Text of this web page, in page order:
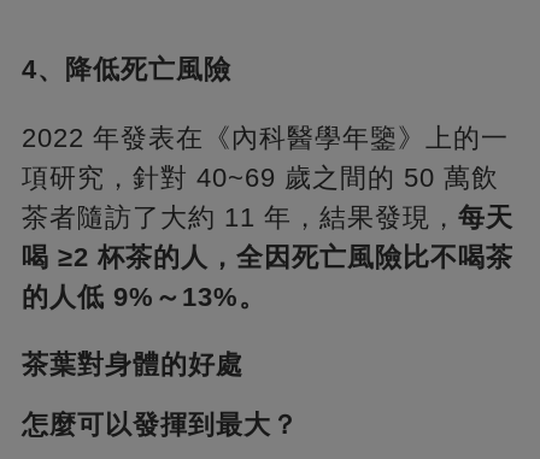
4、降低死亡風險
2022 年發表在《內科醫學年鑒》上的一
項研究，針對 40~69 歲之間的 50 萬飲
茶者隨訪了大約 11 年，結果發現， 每天
喝 ≥2 杯茶的人，全因死亡風險比不喝茶
的人低 9%～13%。
茶葉對身體的好處
怎麼可以發揮到最大？